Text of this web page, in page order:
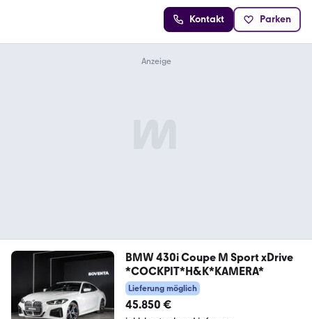
Kontakt Parken
BMW 430i Coupe M Sport xDrive
*COCKPIT*H&K*KAMERA*
Lieferung möglich
45.850 €